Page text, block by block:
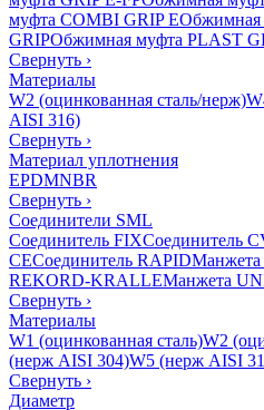
муфта COMBI GRIP EОбжимная
GRIPОбжимная муфта PLAST
Свернуть ›
Материалы
W2 (оцинкованная сталь/нерж)
AISI 316)
Свернуть ›
Материал уплотнения
EPDMNBR
Свернуть ›
Соединители SML
Соединитель FIXСоединитель
CEСоединитель RAPID
REKORD-KRALLEМанжета
Свернуть ›
Материалы
W1 (оцинкованная сталь)W2
(нерж AISI 304)W5 (нерж AISI
Свернуть ›
Диаметр